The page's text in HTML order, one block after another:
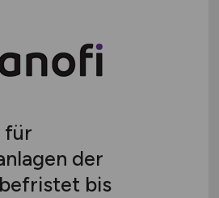
für
der
bis